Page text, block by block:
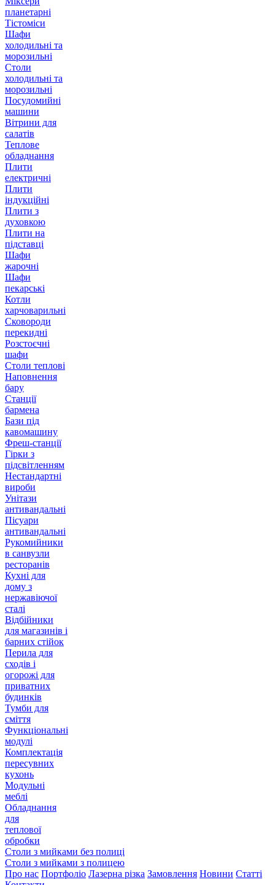
планетарні
Тістоміси
Шафи
холодильні та
морозильні
Столи
холодильні та
морозильні
Посудомийні
машини
Вітрини для
салатів
Теплове
обладнання
Плити
електричні
Плити
індукційні
Плити з
духовкою
Плити на
підставці
Шафи
жарочні
Шафи
пекарські
Котли
харчоварильні
Сковороди
перекидні
Розстоєчні
шафи
Столи теплові
Наповнення
бару
Станції
бармена
Бази під
кавомашину
Фреш-станції
Гірки з
підсвітленням
Нестандартні
вироби
Унітази
антивандальні
Пісуари
антивандальні
Рукомийники
в санвузли
ресторанів
Кухні для
дому з
нержавіючої
сталі
Відбійники
для магазинів і
барних стійок
Перила для
сходів і
огорожі для
приватних
будинків
Тумби для
сміття
Функціональні
модулі
Комплектація
пересувних
кухонь
Модульні
меблі
Обладнання
для
теплової
обробки
Столи з мийками без полиці
Столи з мийками з полицею
Про нас Портфоліо Лазерна різка Замовлення Новини Статті